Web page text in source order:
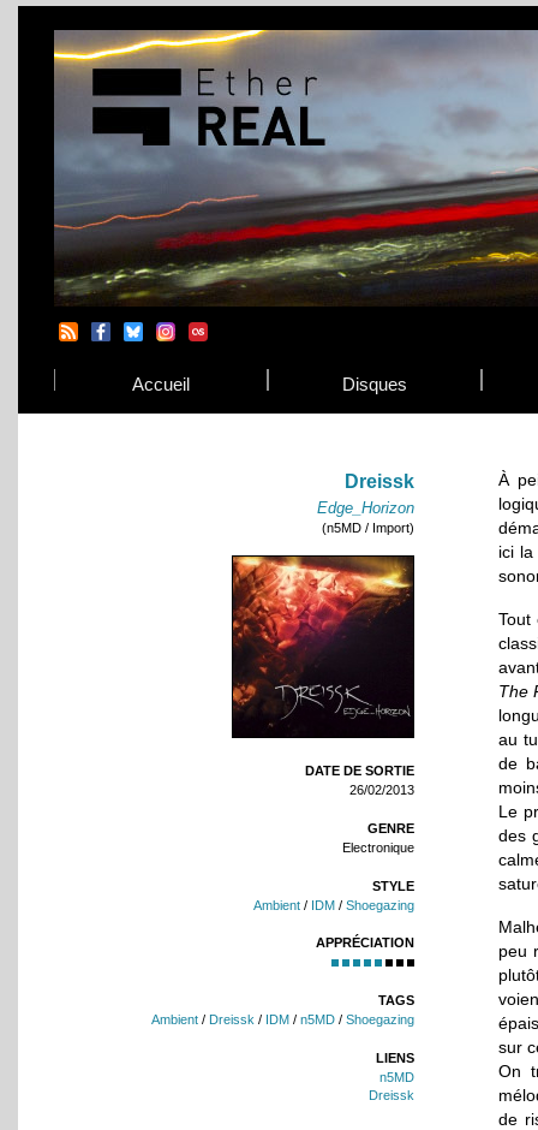
Accueil Disques
Dreissk
Edge_Horizon
(n5MD / Import)
DATE DE SORTIE
26/02/2013
GENRE
Electronique
STYLE
Ambient / IDM / Shoegazing
APPRÉCIATION
TAGS
Ambient / Dreissk / IDM / n5MD / Shoegazing
LIENS
n5MD
Dreissk
À
ici la
Tout
The
au
de
Le
des
peu
sur
On
de